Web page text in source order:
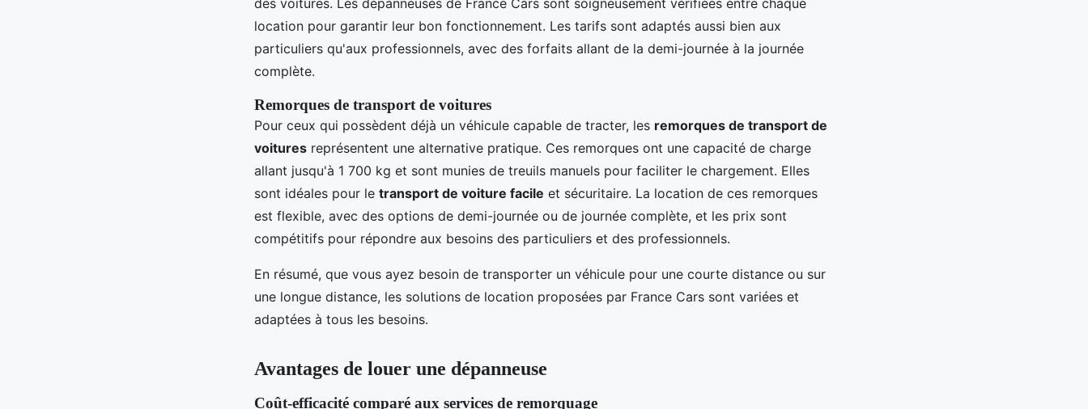
location pour garantir leur bon fonctionnement. Les tarifs sont adaptés aussi bien aux
particuliers qu'aux professionnels, avec des forfaits allant de la demi-journée à la journée
complète.
Remorques de transport de voitures
Pour ceux qui possèdent déjà un véhicule capable de tracter, les remorques de transport de
voitures représentent une alternative pratique. Ces remorques ont une capacité de charge
allant jusqu'à 1 700 kg et sont munies de treuils manuels pour faciliter le chargement. Elles
sont idéales pour le transport de voiture facile et sécuritaire. La location de ces remorques
est flexible, avec des options de demi-journée ou de journée complète, et les prix sont
compétitifs pour répondre aux besoins des particuliers et des professionnels.
En résumé, que vous ayez besoin de transporter un véhicule pour une courte distance ou sur
une longue distance, les solutions de location proposées par France Cars sont variées et
adaptées à tous les besoins.
Avantages de louer une dépanneuse
Coût-efficacité comparé aux services de remorquage